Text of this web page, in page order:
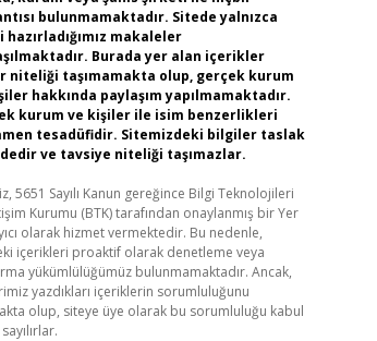
bulunmamaktadır. Sitede yalnızca
hazırladığımız makaleler
Burada yer alan içerikler
niteliği taşımamakta olup, gerçek kurum
hakkında paylaşım yapılmamaktadır.
kurum ve kişiler ile isim benzerlikleri
tesadüfidir. Sitemizdeki bilgiler taslak
ve tavsiye niteliği taşımazlar.
5651 Sayılı Kanun gereğince Bilgi Teknolojileri
Kurumu (BTK) tarafından onaylanmış bir Yer
olarak hizmet vermektedir. Bu nedenle,
içerikleri proaktif olarak denetleme veya
yükümlülüğümüz bulunmamaktadır. Ancak,
yazdıkları içeriklerin sorumluluğunu
olup, siteye üye olarak bu sorumluluğu kabul